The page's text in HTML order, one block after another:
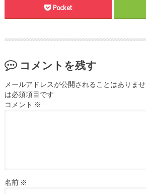
Pocket
コメントを残す
メールアドレスが公開されることはありませ
は必須項目です
コメント ※
名前 ※